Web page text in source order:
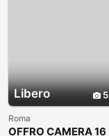
Libero 5
Roma
OFFRO CAMERA 16